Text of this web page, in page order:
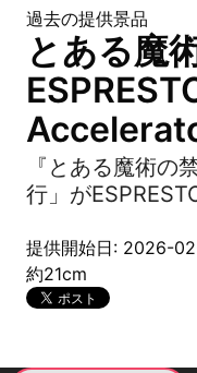
過去の提供景品
とある魔
『とある魔術の
行」が
提供開始日: 2026-
約21cm